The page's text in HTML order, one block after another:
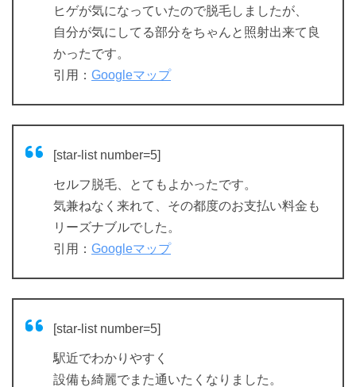
ヒゲが気になっていたので脱毛しましたが、
自分が気にしてる部分をちゃんと照射出来て良
かったです。
引用： Googleマップ
[star-list number=5]
セルフ脱毛、とてもよかったです。
気兼ねなく来れて、その都度のお支払い料金も
リーズナブルでした。
引用： Googleマップ
[star-list number=5]
駅近でわかりやすく
設備も綺麗でまた通いたくなりました。